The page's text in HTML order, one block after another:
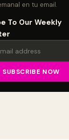
en tu email.
To Our Weekly